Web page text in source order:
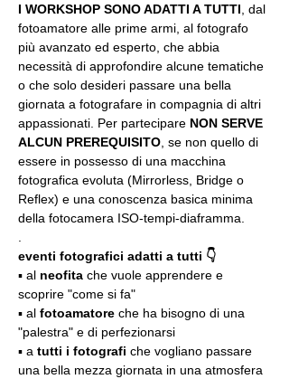
I WORKSHOP SONO ADATTI A TUTTI , dal
fotoamatore alle prime armi, al fotografo
più avanzato ed esperto, che abbia
necessità di approfondire alcune tematiche
o che solo desideri passare una bella
giornata a fotografare in compagnia di altri
appassionati. Per partecipare NON SERVE
ALCUN PREREQUISITO , se non quello di
essere in possesso di una macchina
fotografica evoluta (Mirrorless, Bridge o
Reflex) e una conoscenza basica minima
della fotocamera ISO-tempi-diaframma.
eventi fotografici adatti a tutti 👇
▪️ al neofita che vuole apprendere e
scoprire "come si fa"
▪️ al fotoamatore che ha bisogno di una
"palestra" e di perfezionarsi
▪️ a tutti i fotografi che vogliano passare
una bella mezza giornata in una atmosfera